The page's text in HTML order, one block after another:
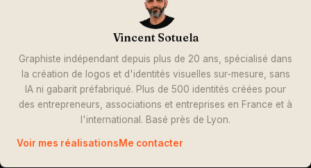
Vincent Sotuela
Graphiste indépendant depuis plus de 20 ans, spécialisé dans
la création de logos et d'identités visuelles sur-mesure, sans
IA ni gabarit préfabriqué. Plus de 500 identités créées pour
des entrepreneurs, associations et entreprises en France et à
l'international. Basé près de Lyon.
Voir mes réalisationsMe contacter